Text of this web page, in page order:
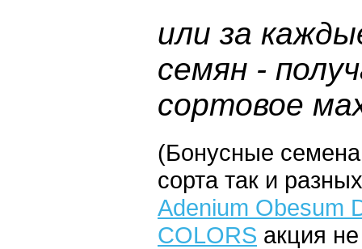
или за
семян -
сортовое
(Бонусные семена
сорта так и
Adenium Obesum
COLORS акция